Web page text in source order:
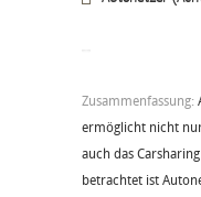
Zusammenfassung:
ermöglicht nicht
auch das
betrachtet ist